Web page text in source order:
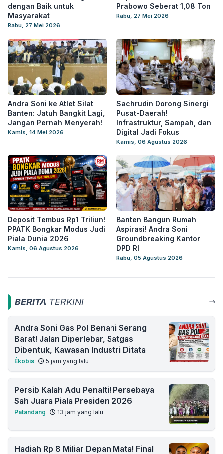
dengan Baik untuk
Masyarakat
Rabu, 27 Mei 2026
Prabowo Seberat 1,08 Ton
Rabu, 27 Mei 2026
Andra Soni ke Atlet Silat
Banten: Jatuh Bangkit Lagi,
Jangan Pernah Menyerah!
Kamis, 14 Mei 2026
Sachrudin Dorong Sinergi
Pusat-Daerah!
Infrastruktur, Sampah, dan
Digital Jadi Fokus
Kamis, 06 Agustus 2026
Deposit Tembus Rp1 Triliun!
PPATK Bongkar Modus Judi
Piala Dunia 2026
Kamis, 06 Agustus 2026
Banten Bangun Rumah
Aspirasi! Andra Soni
Groundbreaking Kantor
DPD RI
Rabu, 05 Agustus 2026
BERITA TERKINI
Andra Soni Gas Pol Benahi Serang
Barat! Jalan Diperlebar, Satgas
Dibentuk, Kawasan Industri Ditata
Ékobis 5 jam yang lalu
Persib Kalah Adu Penalti! Persebaya
Sah Juara Piala Presiden 2026
Patandang 13 jam yang lalu
Hadiah Rp 8 Miliar Depan Mata! Final